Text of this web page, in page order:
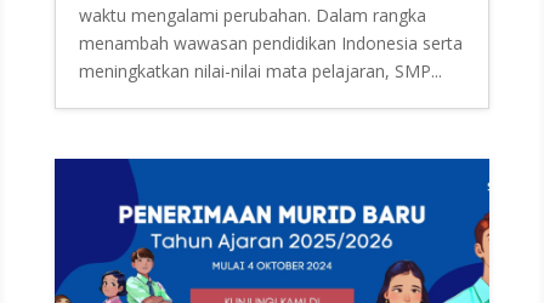
waktu mengalami perubahan. Dalam rangka
menambah wawasan pendidikan Indonesia serta
meningkatkan nilai-nilai mata pelajaran, SMP...